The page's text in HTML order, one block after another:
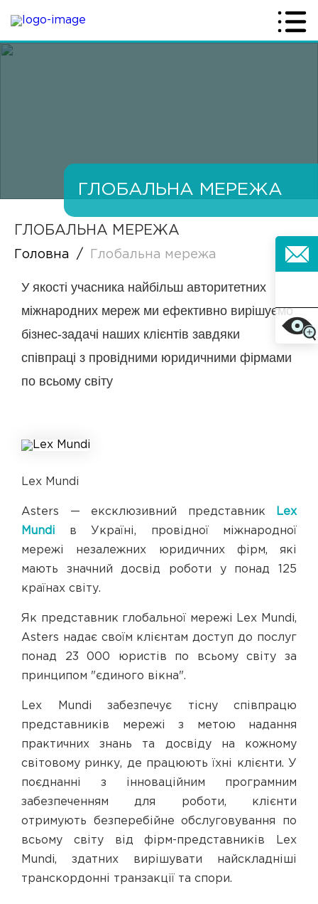
ГЛОБАЛЬНА МЕРЕЖА
ГЛОБАЛЬНА МЕРЕЖА
Головна / Глобальна мережа
У якості учасника найбільш авторитетних
міжнародних мереж ми ефективно вирішуємо
бізнес-задачі наших клієнтів завдяки
співпраці з провідними юридичними фірмами
по всьому світу
Lex Mundi
Asters — ексклюзивний представник
Lex
Mundi в Україні, провідної міжнародної
мережі незалежних юридичних фірм, які
мають значний досвід роботи у понад 125
країнах світу.
Як представник глобальної мережі Lex Mundi,
Asters надає своїм клієнтам доступ до послуг
понад 23 000 юристів по всьому світу за
принципом "єдиного вікна".
Lex Mundi забезпечує тісну співпрацю
представників мережі з метою надання
практичних знань та досвіду на кожному
світовому ринку, де працюють їхні клієнти. У
поєднанні з інноваційним програмним
забезпеченням для роботи, клієнти
отримують безперебійне обслуговування по
всьому світу від фірм-представників Lex
Mundi, здатних вирішувати найскладніші
транскордонні транзакції та спори.